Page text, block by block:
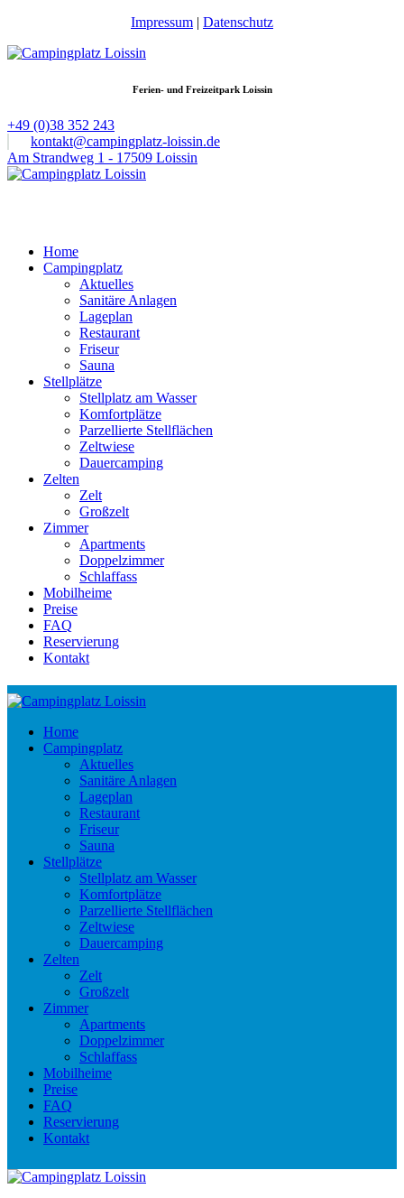
Impressum | Datenschutz
Ferien- und Freizeitpark Loissin
+49 (0)38 352 243
kontakt@campingplatz-loissin.de
Am Strandweg 1 - 17509 Loissin
Home
Campingplatz
Aktuelles
Sanitäre Anlagen
Lageplan
Restaurant
Friseur
Sauna
Stellplätze
Stellplatz am Wasser
Komfortplätze
Parzellierte Stellflächen
Zeltwiese
Dauercamping
Zelten
Zelt
Großzelt
Zimmer
Apartments
Doppelzimmer
Schlaffass
Mobilheime
Preise
FAQ
Reservierung
Kontakt
Home
Campingplatz
Aktuelles
Sanitäre Anlagen
Lageplan
Restaurant
Friseur
Sauna
Stellplätze
Stellplatz am Wasser
Komfortplätze
Parzellierte Stellflächen
Zeltwiese
Dauercamping
Zelten
Zelt
Großzelt
Zimmer
Apartments
Doppelzimmer
Schlaffass
Mobilheime
Preise
FAQ
Reservierung
Kontakt